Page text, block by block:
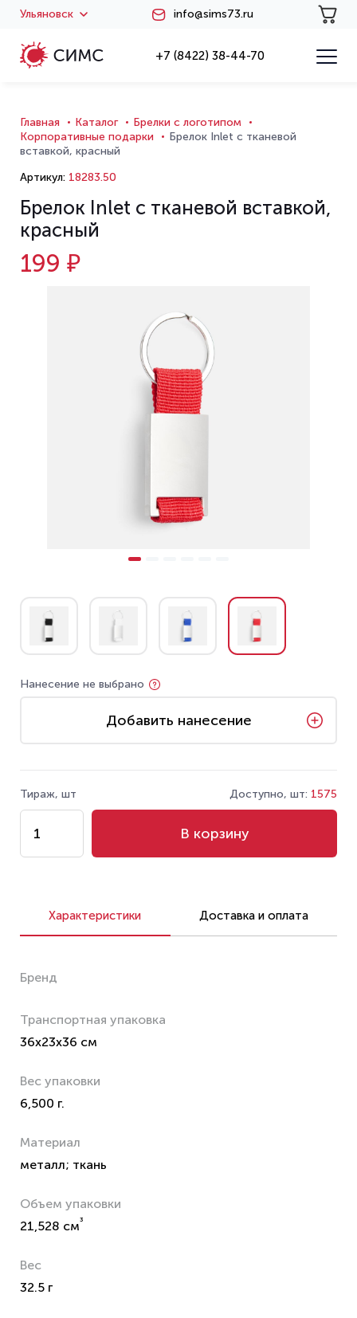
Ульяновск info@sims73.ru
+7 (8422) 38-44-70
Главная Каталог
Брелки с логотипом
Корпоративные подарки
Брелок Inlet с тканевой
вставкой, красный
Артикул: 18283.50
Брелок Inlet с тканевой вставкой,
красный
199 ₽
Нанесение не выбрано
Добавить нанесение
Тираж, шт Доступно, шт: 1575
В корзину
Характеристики Доставка и оплата
Бренд
Транспортная упаковка
36x23x36 см
Вес упаковки
6,500 г.
Материал
металл; ткань
Объем упаковки
21,528 см³
Вес
32.5 г